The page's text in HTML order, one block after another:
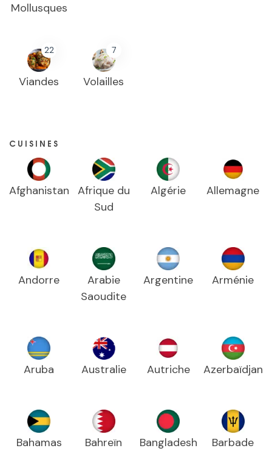
Mollusques
22
Viandes
7
Volailles
CUISINES
Afghanistan
Afrique du
Sud
Algérie Allemagne
Andorre
Arabie
Saoudite
Argentine Arménie
Aruba Australie Autriche Azerbaïdjan
Bahamas Bahreïn Bangladesh Barbade